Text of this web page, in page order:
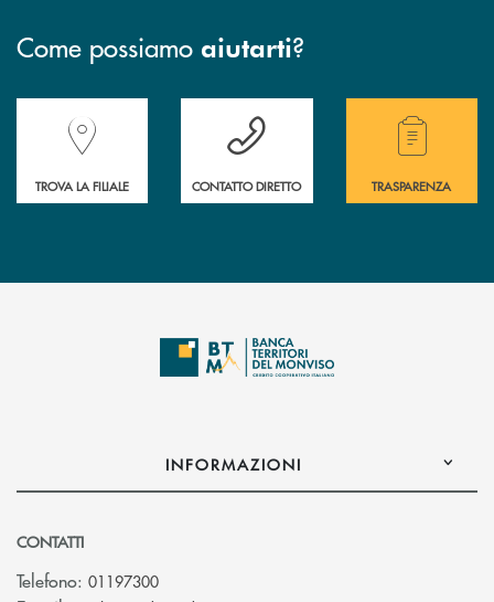
Come possiamo aiutarti?
Accedi all' elenco completo delle filiali della Banca.
TROVA LA FILIALE
Hai bisogno di assistenza immediata?
CONTATTO DIRETTO
Hai bisogno di
TRASPARENZA
INFORMAZIONI
CONTATTI
Telefono: 01197300